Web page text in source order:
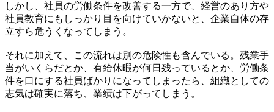
しかし、社員の労働条件を改善する一方で、経営のあり方や
社員教育にもしっかり目を向けていかないと、企業自体の存
立すら危うくなってしまう。
それに加えて、この流れは別の危険性も含んでいる。残業手
当がいくらだとか、有給休暇が何日残っているとか、労働条
件を口にする社員ばかりになってしまったら、組織としての
志気は確実に落ち、業績は下がってしまう。